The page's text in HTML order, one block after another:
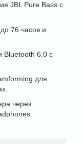
JBL Pure Bass с
76 часов и
Bluetooth 6.0 с
для
через